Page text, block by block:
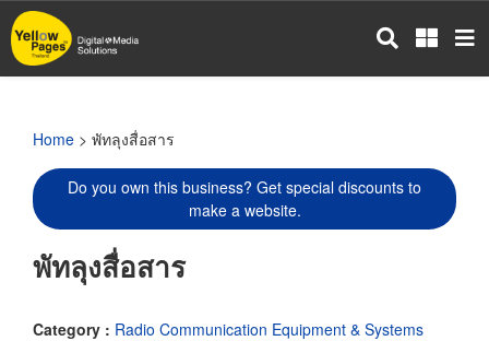
Skip
to
main
Home > พัทลุงสื่อสาร
Do you own this business? Get special discounts to
make a website.
พัทลุงสื่อสาร
Category : Radio Communication Equipment & Systems